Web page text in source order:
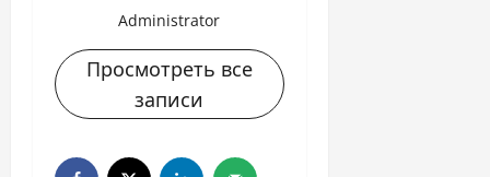
Administrator
Просмотреть все
записи